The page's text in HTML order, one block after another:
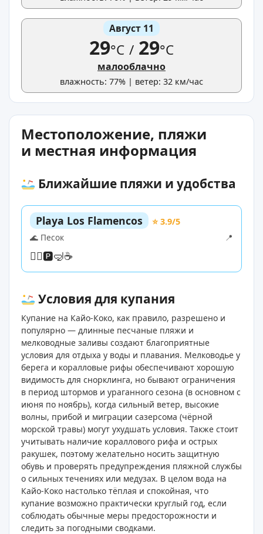
Август 11
29°C / 29°C
малооблачно
влажность: 77% | ветер: 32 км/час
Местоположение, пляжи
и местная информация
Ближайшие пляжи и удобства
Playa Los Flamencos
⭐ 3.9/5
🌊 Песок
📍
🏊‍♀️🅿️🤿☕
Условия для купания
Купание на Кайо-Коко, как правило, разрешено и
популярно — длинные песчаные пляжи и
мелководные заливы создают благоприятные
условия для отдыха у воды и плавания. Мелководье у
берега и коралловые рифы обеспечивают хорошую
видимость для снорклинга, но бывают ограничения
в период штормов и ураганного сезона (в основном с
июня по ноябрь), когда сильный ветер, высокие
волны, прибой и миграции сазерсома (чёрной
морской травы) могут ухудшать условия. Также стоит
учитывать наличие кораллового рифа и острых
ракушек, поэтому желательно носить защитную
обувь и проверять предупреждения пляжной службы
о сильных течениях или медузах. В целом вода на
Кайо-Коко настолько тёплая и спокойная, что
купание возможно практически круглый год, если
соблюдать обычные меры предосторожности и
следить за погодными сводками.